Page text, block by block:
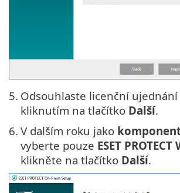
5. Odsouhlaste licenční
kliknutím na tlačítko Další.
6. V dalším roku jako
vyberte pouze ESET
klikněte na tlačítko Další.